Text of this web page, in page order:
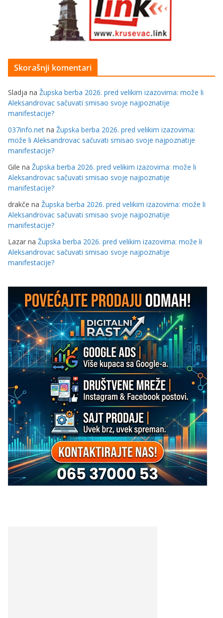
Skorašnji komentari
Sladja na Župska berba 2026. pred velikim izazovima: može li
Aleksandrovac sačuvati smisao svoje najpoznatije
manifestacije?
037info.net na Župska berba 2026. pred velikim izazovima:
može li Aleksandrovac sačuvati smisao svoje najpoznatije
manifestacije?
Gile na Župska berba 2026. pred velikim izazovima: može li
Aleksandrovac sačuvati smisao svoje najpoznatije
manifestacije?
drakče na Župska berba 2026. pred velikim izazovima: može li
Aleksandrovac sačuvati smisao svoje najpoznatije
manifestacije?
Lazar na Župska berba 2026. pred velikim izazovima: može li
Aleksandrovac sačuvati smisao svoje najpoznatije
manifestacije?